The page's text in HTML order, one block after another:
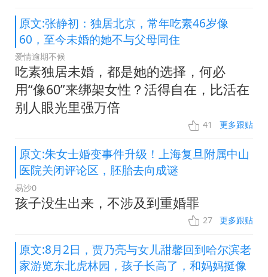
原文:张静初：独居北京，常年吃素46岁像
60，至今未婚的她不与父母同住
爱情逾期不候
吃素独居未婚，都是她的选择，何必
用“像60”来绑架女性？活得自在，比活在
别人眼光里强万倍
41 更多跟贴
原文:朱女士婚变事件升级！上海复旦附属中山
医院关闭评论区，胚胎去向成谜
易沙0
孩子没生出来，不涉及到重婚罪
27 更多跟贴
原文:8月2日，贾乃亮与女儿甜馨回到哈尔滨老
家游览东北虎林园，孩子长高了，和妈妈挺像